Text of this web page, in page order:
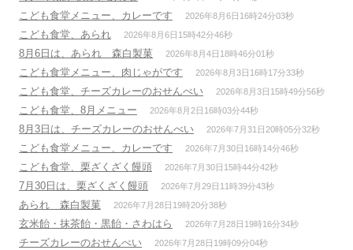
こども食堂メニュー、カレーです 2026年8月6日16時24分03秒
こども食堂、あられ 2026年8月6日15時42分46秒
8月6日は、あられ 森白製菓 2026年8月4日18時46分01秒
こども食堂メニュー、肉じゃがです 2026年8月3日16時17分33秒
こども食堂、チーズカレーのおせんべい 2026年8月3日15時49分56秒
こども食堂、8月メニュー 2026年8月2日16時03分44秒
8月3日は、チーズカレーのおせんべい 2026年7月31日20時05分32秒
こども食堂メニュー、カレーです 2026年7月30日16時14分46秒
こども食堂、栗ざくざく饅頭 2026年7月30日15時44分42秒
7月30日は、栗ざくざく饅頭 2026年7月29日11時39分43秒
あられ 森白製菓 2026年7月28日19時20分38秒
玄米飴・抹茶飴・黒飴・さわはら 2026年7月28日19時16分34秒
チーズカレーのおせんべい 2026年7月28日19時09分04秒